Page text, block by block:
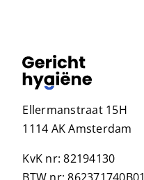
Ellermanstraat 15H
1114 AK Amsterdam
KvK nr: 82194130